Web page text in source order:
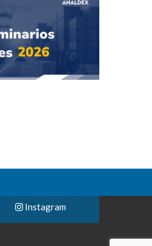
Instagram